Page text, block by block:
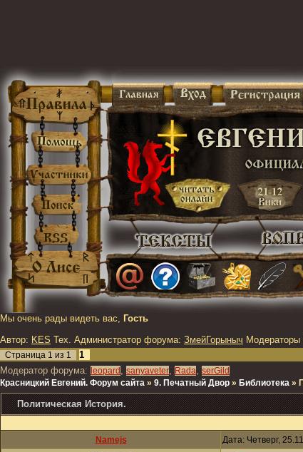
Мы очень рады видеть вас, Гость
Автор: KES Тех. Администратор форума: ЗмейГорыныч
Страница 1 из 1
1
Модератор форума: leopard , sanyaveter, Rada, serGild
Красницкий Евгений. Форум сайта » 9. Печатный Двор » Библиотека »
Политическая История.
Namejs Дата: Четверг,